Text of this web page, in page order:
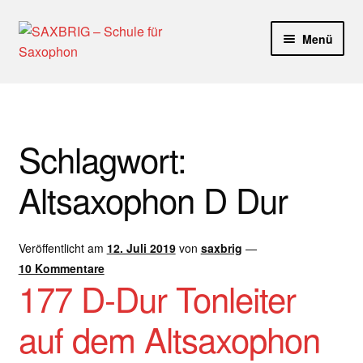
Zur
Navigation
Zum
Inhalt
Menü
Aktuelle Blog Artikel
ANMELDUNG
Dankeschön – Impro Basic Downloads (Youtube)
Datenschutz
Disclaimer
Schlagwort:
Altsaxophon D Dur
Veröffentlicht am 12. Juli 2019 von saxbrig —
10 Kommentare
177 D-Dur Tonleiter
auf dem Altsaxophon